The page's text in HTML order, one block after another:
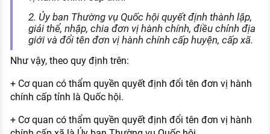
2. Ủy ban Thường vụ Quốc hội quyết định thành lập,
giải thể, nhập, chia đơn vị hành chính, điều chỉnh địa
giới và đổi tên đơn vị hành chính cấp huyện, cấp xã.
Như vậy, theo quy định trên:
+ Cơ quan có thẩm quyền quyết định đổi tên đơn vị hành
chính cấp tỉnh là Quốc hội.
+ Cơ quan có thẩm quyền quyết định đổi tên đơn vị hành